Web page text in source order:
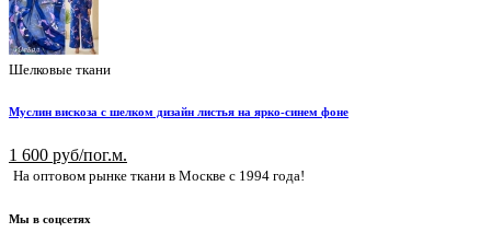
Шелковые ткани
Муслин вискоза с шелком дизайн листья на ярко-синем фоне
1 600 руб/пог.м.
На оптовом рынке ткани в Москве с 1994 года!
Мы в соцсетях